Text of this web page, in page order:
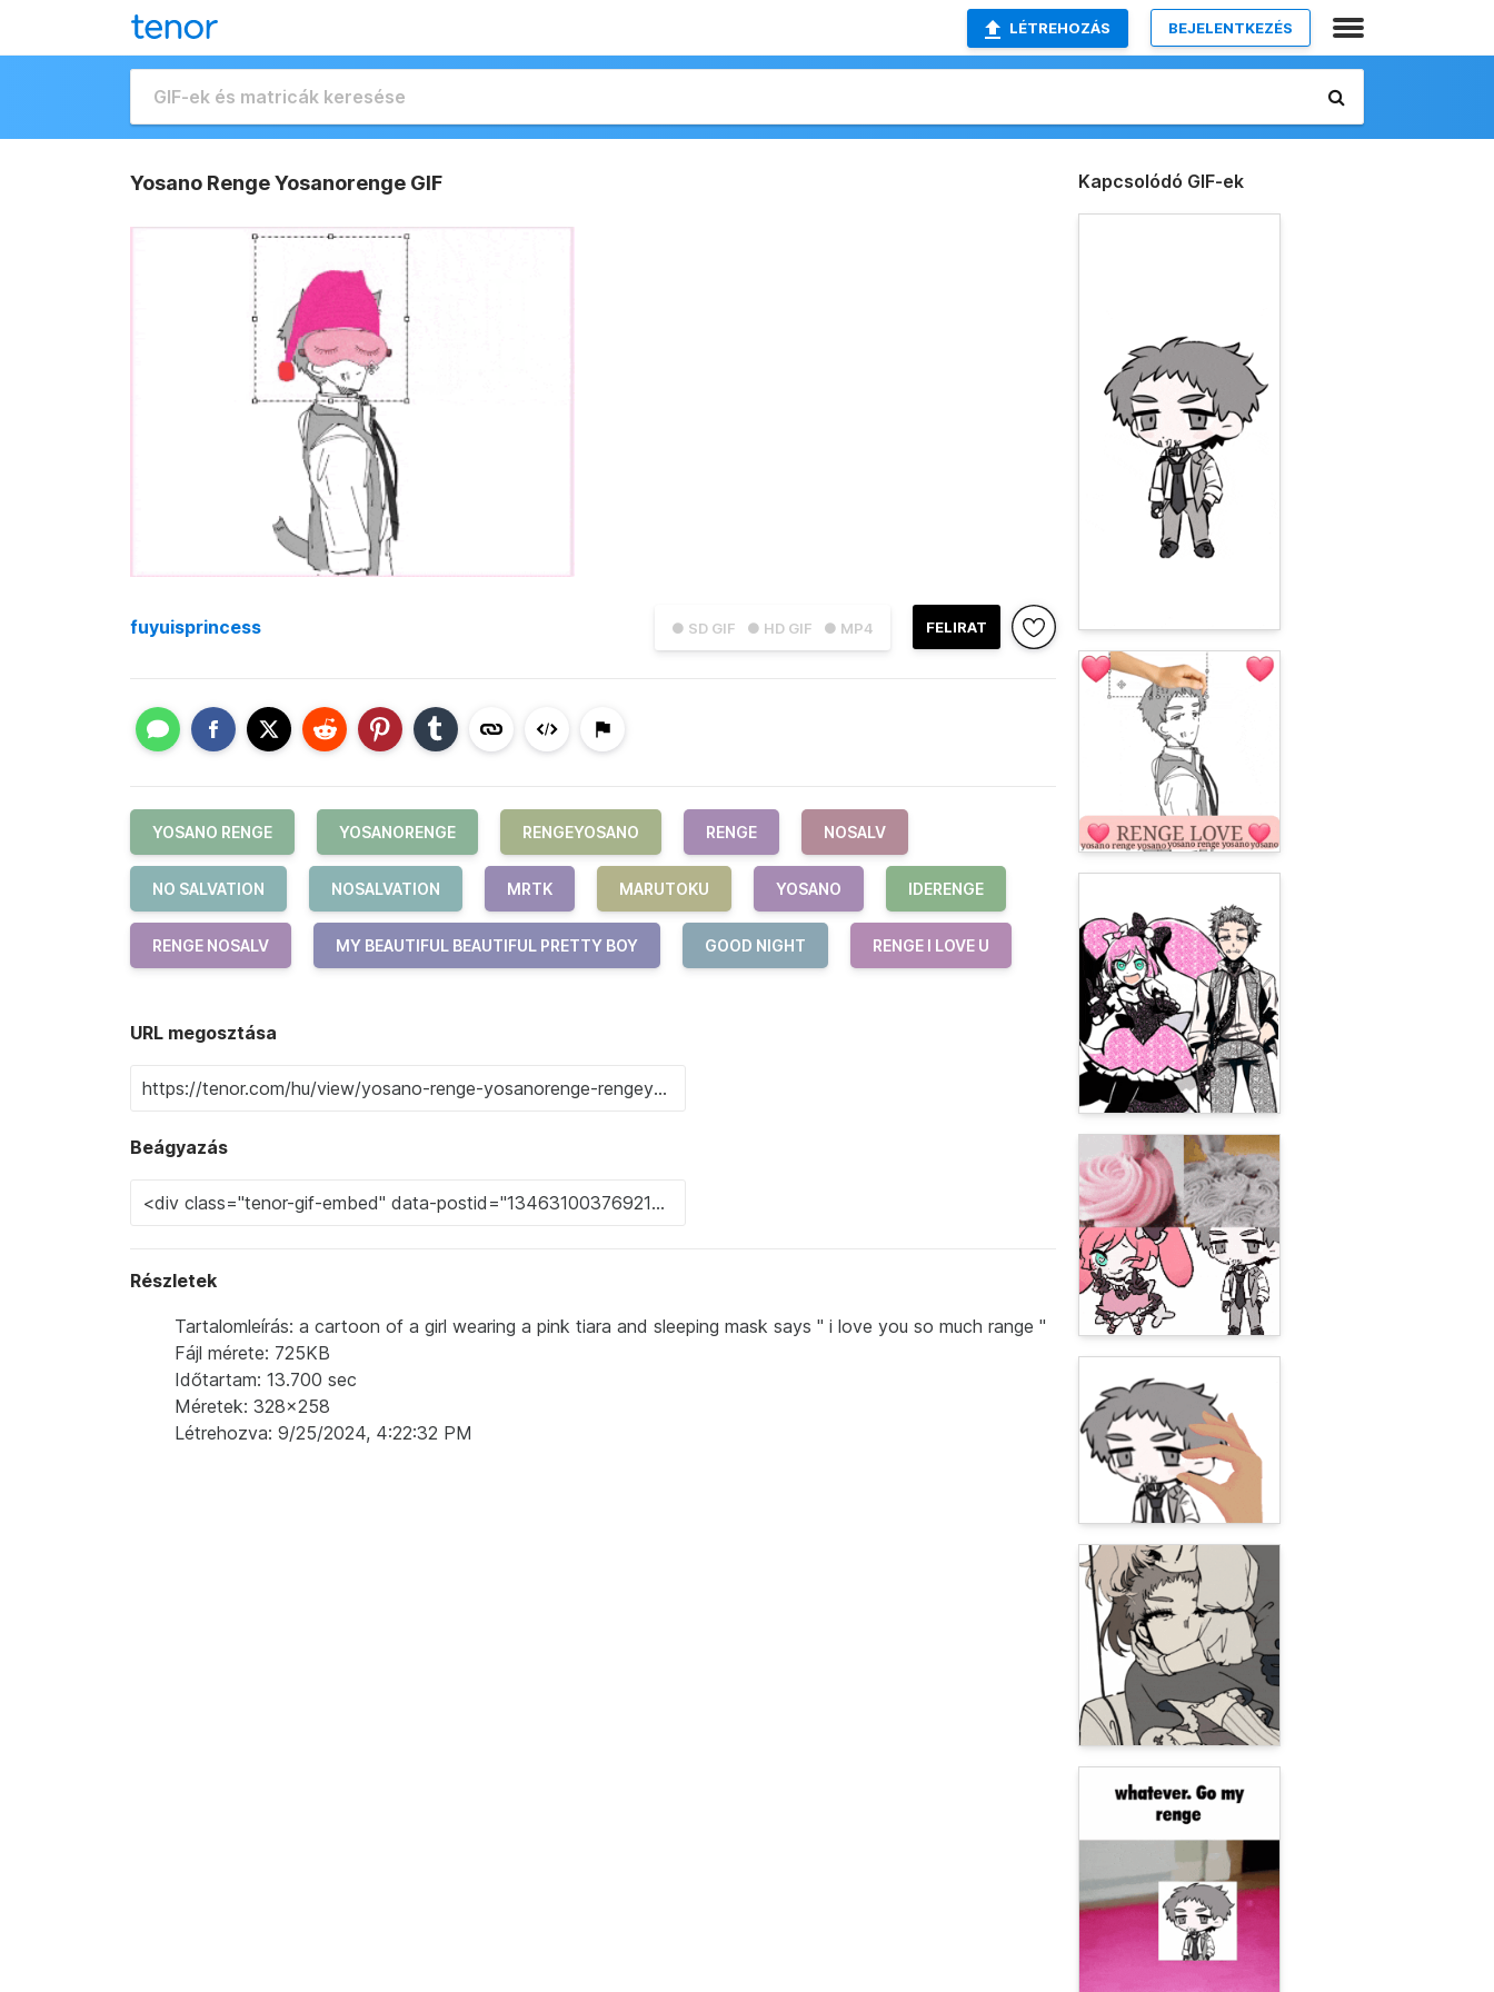
LÉTREHOZÁS BEJELENTKEZÉS
Yosano Renge Yosanorenge GIF
● SD GIF ● HD GIF ● MP4 FELIRAT
fuyuisprincess
YOSANO RENGE YOSANORENGE RENGEYOSANO RENGE NOSALV
NO SALVATION NOSALVATION MRTK MARUTOKU YOSANO IDERENGE
RENGE NOSALV MY BEAUTIFUL BEAUTIFUL PRETTY BOY GOOD NIGHT RENGE I LOVE U
URL megosztása
Beágyazás
Részletek
Tartalomleírás: a cartoon of a girl wearing a pink tiara and sleeping mask says " i love you so much range "
Fájl mérete: 725KB
Időtartam: 13.700 sec
Méretek: 328x258
Létrehozva: 9/25/2024, 4:22:32 PM
Kapcsolódó GIF-ek